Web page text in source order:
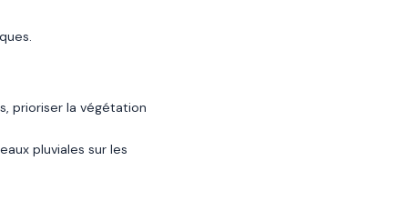
prioriser la végétation
pluviales sur les